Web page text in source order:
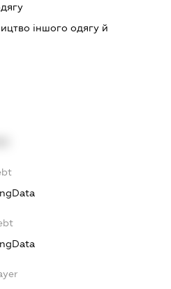
іншого одягу й